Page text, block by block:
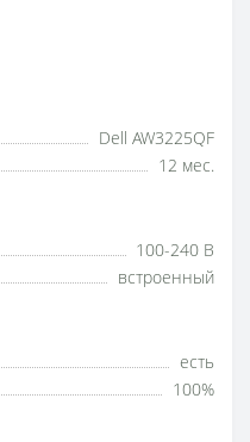
Dell AW3225QF
12 мес.
100-240 В
встроенный
есть
100%